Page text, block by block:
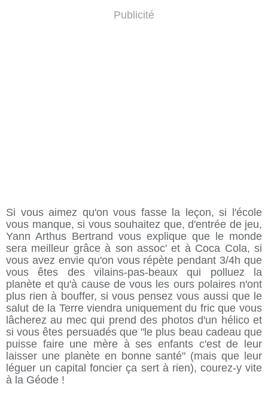
Publicité
Si vous aimez qu'on vous fasse la leçon, si l'école
vous manque, si vous souhaitez que, d'entrée de jeu,
Yann Arthus Bertrand vous explique que le monde
sera meilleur grâce à son assoc' et à Coca Cola, si
vous avez envie qu'on vous répète pendant 3/4h que
vous êtes des vilains-pas-beaux qui polluez la
planète et qu'à cause de vous les ours polaires n'ont
plus rien à bouffer, si vous pensez vous aussi que le
salut de la Terre viendra uniquement du fric que vous
lâcherez au mec qui prend des photos d'un hélico et
si vous êtes persuadés que "le plus beau cadeau que
puisse faire une mère à ses enfants c'est de leur
laisser une planète en bonne santé" (mais que leur
léguer un capital foncier ça sert à rien), courez-y vite
à la Géode !